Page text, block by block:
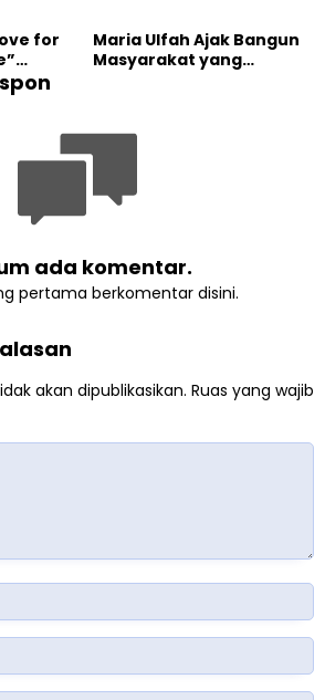
Tergantikan di Jalsah
Salanah Internasional
Ahmadiyah UK
for
Maria Ulfah Ajak Bangun
Masyarakat yang
ada komentar.
pertama berkomentar disini.
akan dipublikasikan. Ruas yang wajib